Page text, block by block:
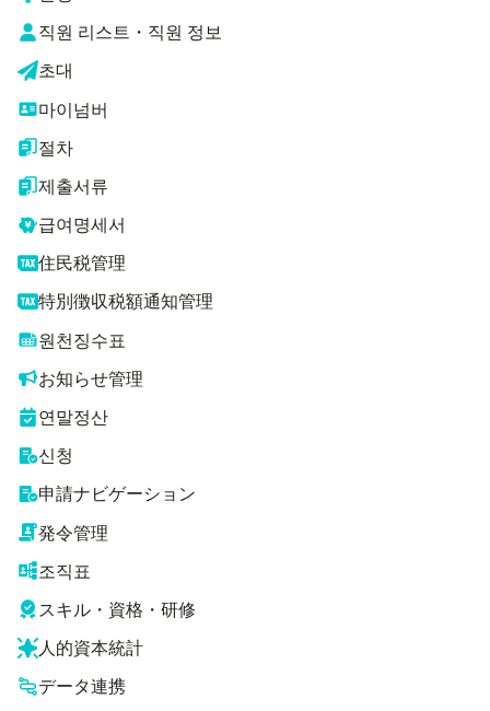
직원 리스트・직원 정보
초대
마이넘버
절차
제출서류
급여명세서
住民税管理
特別徴収税額通知管理
원천징수표
お知らせ管理
연말정산
신청
申請ナビゲーション
発令管理
조직표
スキル・資格・研修
人的資本統計
データ連携